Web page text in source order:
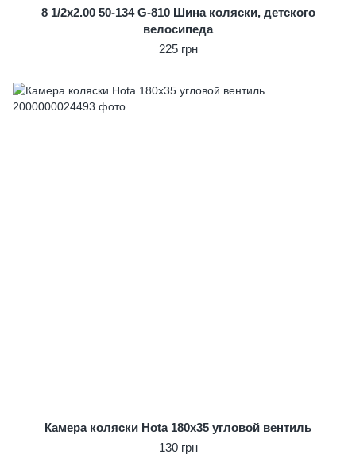
8 1/2x2.00 50-134 G-810 Шина коляски, детского
велосипеда
225 грн
Камера коляски Hota 180x35 угловой вентиль
130 грн